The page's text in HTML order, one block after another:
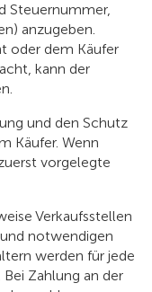
Steuernummer,
anzugeben.
oder dem Käufer
kann der
und den Schutz
Käufer. Wenn
vorgelegte
Verkaufsstellen
notwendigen
werden für jede
Zahlung an der